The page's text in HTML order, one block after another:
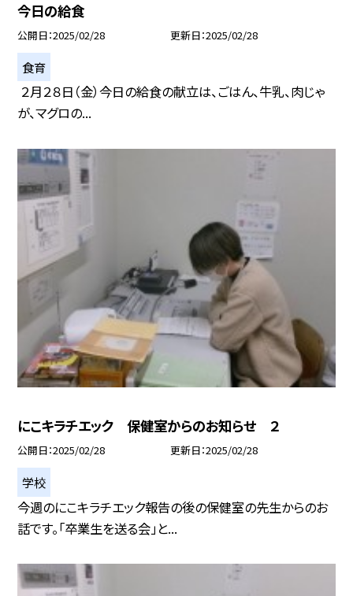
今日の給食
公開日 2025/02/28 更新日 2025/02/28
食育
２月２８日（金）今日の給食の献立は、ごはん、牛乳、肉じゃ
が、マグロの...
にこキラチエック 保健室からのお知らせ ２
公開日 2025/02/28 更新日 2025/02/28
学校
今週のにこキラチエック報告の後の保健室の先生からのお
話です。「卒業生を送る会」と...